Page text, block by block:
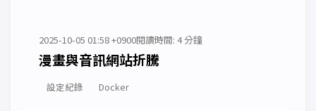
2025-10-05 01:58 +0900閱讀時間: 4 分鐘
漫畫與音訊網站折騰
設定紀錄 Docker